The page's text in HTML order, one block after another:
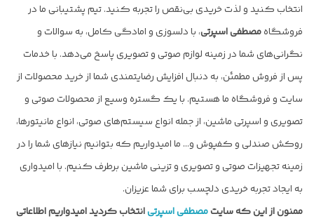
انتخاب کنید و لذت خریدی بی‌نقص را تجربه کنید. تیم پشتیبانی ما در
فروشگاهمصطفی اسپرتی، با دلسوزی و امادگی کامل، به سوالات و
نگرانی‌های شما در زمینه لوازم صوتی و تصویری پاسخ می‌دهد. با خدمات
پس از فروش مطمئن، به دنبال افزایش رضایتمندی شما از خرید محصولات از
سایت و فروشگاه ما هستیم. با یک گستره وسیع از محصولات صوتی و
تصویری و اسپرتی ماشین، از جمله انواع سیستم‌های صوتی، انواع مانیتورها،
روکش صندلی و کفپوش و… ما امیدواریم که بتوانیم نیازهای شما را در
زمینه تجهیزات صوتی و تصویری و تزینی ماشین برطرف کنیم. با امیدواری
به ایجاد تجربه خریدی دلچسب برای شما عزیزان.
ممنون از این که سایتمصطفی اسپرتیانتخاب کردید امیدواریم اطلاعاتی